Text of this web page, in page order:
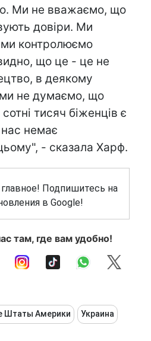
Ми не вважаємо, що
довіри. Ми
ми контролюємо
що це - це не
в деякому
ми не думаємо, що
тисяч біженців є
немає
- сказала Харф.
Подпишитесь на
в Google!
там, где вам удобно!
Штаты Америки Украина